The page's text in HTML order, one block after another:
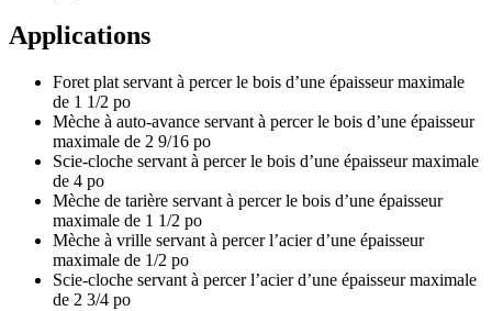
Applications
Foret plat servant à percer le bois d’une épaisseur maximale
de 1 1/2 po
Mèche à auto-avance servant à percer le bois d’une épaisseur
maximale de 2 9/16 po
Scie-cloche servant à percer le bois d’une épaisseur maximale
de 4 po
Mèche de tarière servant à percer le bois d’une épaisseur
maximale de 1 1/2 po
Mèche à vrille servant à percer l’acier d’une épaisseur
maximale de 1/2 po
Scie-cloche servant à percer l’acier d’une épaisseur maximale
de 2 3/4 po